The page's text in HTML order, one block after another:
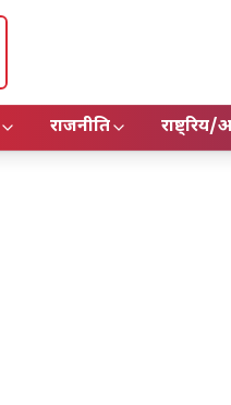
राजनीति राष्ट्रिय/